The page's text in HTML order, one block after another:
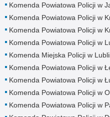
Komenda Powiatowa Policji w
Komenda Powiatowa Policji w
Komenda Powiatowa Policji w
Komenda Powiatowa Policji w
Komenda Miejska Policji w
Komenda Powiatowa Policji w
Komenda Powiatowa Policji w
Komenda Powiatowa Policji w
Komenda Powiatowa Policji w